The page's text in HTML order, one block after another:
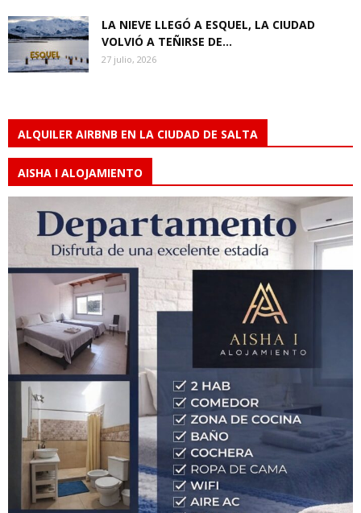
LA NIEVE LLEGÓ A ESQUEL, LA CIUDAD
VOLVIÓ A TEÑIRSE DE...
27 julio, 2026
ALQUILER AIRBNB EN LA CIUDAD DE SALTA
AISHA I ALOJAMIENTO